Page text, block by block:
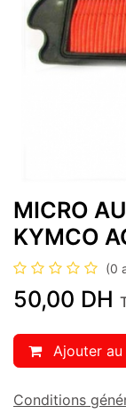
MICRO
KYMCO
(0
50,00 DH
Ajouter
Conditions